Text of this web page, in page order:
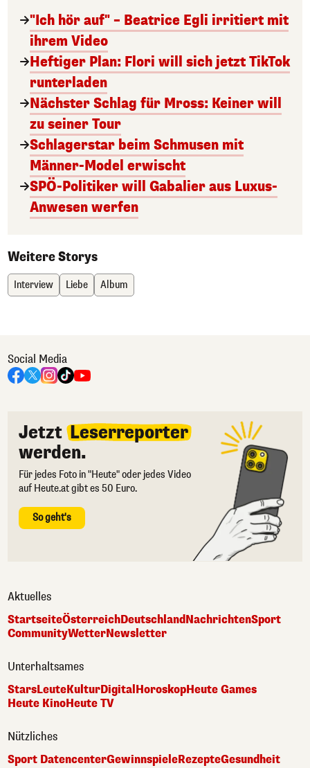
"Ich hör auf" – Beatrice Egli irritiert mit
ihrem Video
Heftiger Plan: Flori will sich jetzt TikTok
runterladen
Nächster Schlag für Mross: Keiner will
zu seiner Tour
Schlagerstar beim Schmusen mit
Männer-Model erwischt
SPÖ-Politiker will Gabalier aus Luxus-
Anwesen werfen
Weitere Storys
Interview Liebe Album
Social Media
Jetzt Leserreporter
werden.
Für jedes Foto in "Heute" oder jedes Video
auf Heute.at gibt es 50 Euro.
So geht's
Aktuelles
StartseiteÖsterreichDeutschlandNachrichtenSport
CommunityWetterNewsletter
Unterhaltsames
StarsLeuteKulturDigitalHoroskopHeute Games
Heute KinoHeute TV
Nützliches
Sport DatencenterGewinnspieleRezepteGesundheit